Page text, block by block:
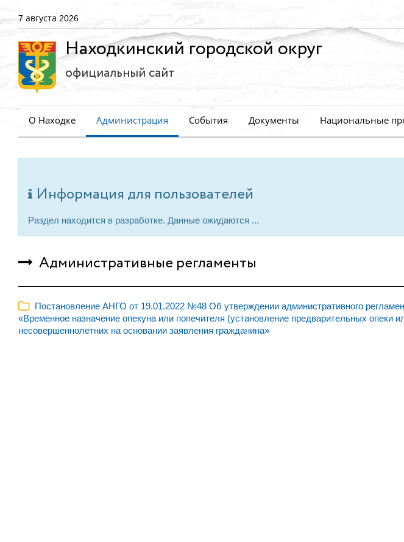
7 августа 2026
Находкинский городской округ
официальный сайт
О Находке Администрация События Документы Национальные
Информация для пользователей
Раздел находится в разработке. Данные ожидаются ...
Административные регламенты
Постановление АНГО от 19.01.2022 №48 Об утверждении административного
«Временное назначение опекуна или попечителя (установление предварительных опеки
несовершеннолетних на основании заявления гражданина»